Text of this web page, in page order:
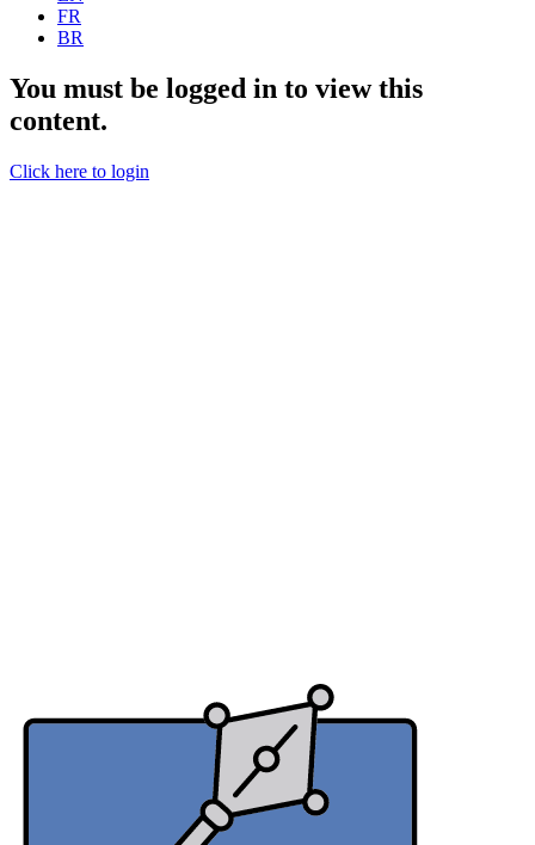
FR
BR
You must be logged in to view this
content.
Click here to login